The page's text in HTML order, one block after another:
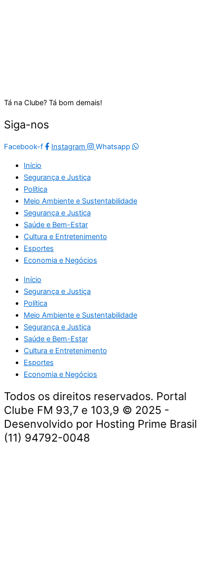
Tá na Clube? Tá bom demais!
Siga-nos
Facebook-f Instagram Whatsapp
Início
Segurança e Justiça
Política
Meio Ambiente e Sustentabilidade
Segurança e Justiça
Saúde e Bem-Estar
Cultura e Entretenimento
Esportes
Economia e Negócios
Início
Segurança e Justiça
Política
Meio Ambiente e Sustentabilidade
Segurança e Justiça
Saúde e Bem-Estar
Cultura e Entretenimento
Esportes
Economia e Negócios
Todos os direitos reservados. Portal
Clube FM 93,7 e 103,9 © 2025 -
Desenvolvido por Hosting Prime Brasil
(11) 94792-0048